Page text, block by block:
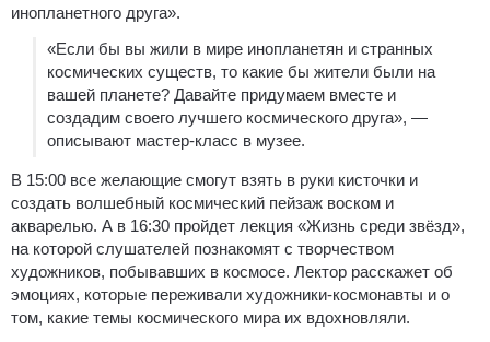
инопланетного друга».
«Если бы вы жили в мире инопланетян и странных
космических существ, то какие бы жители были на
вашей планете? Давайте придумаем вместе и
создадим своего лучшего космического друга», —
описывают мастер-класс в музее.
В 15:00 все желающие смогут взять в руки кисточки и
создать волшебный космический пейзаж воском и
акварелью. А в 16:30 пройдет лекция «Жизнь среди звёзд»,
на которой слушателей познакомят с творчеством
художников, побывавших в космосе. Лектор расскажет об
эмоциях, которые переживали художники-космонавты и о
том, какие темы космического мира их вдохновляли.